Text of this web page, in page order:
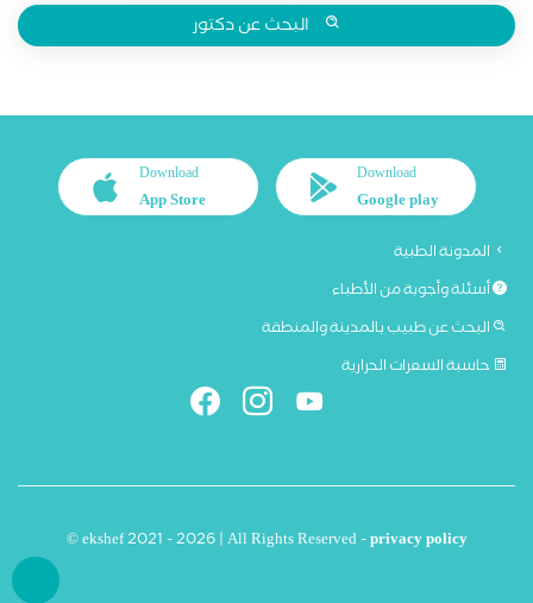
البحث عن دكتور
Download
Google play
Download
App Store
المدونة الطبية
أسئلة وأجوبة من الأطباء
البحث عن طبيب بالمدينة والمنطقة
حاسبة السعرات الحرارية
© ekshef 2021 - 2026 | All Rights Reserved -privacy policy